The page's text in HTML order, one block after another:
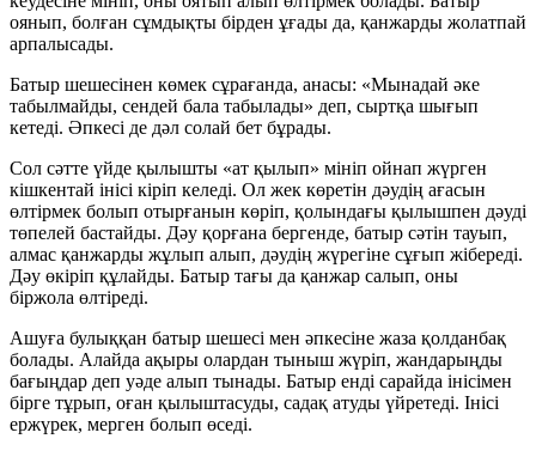
оянып, болған сұмдықты бірден ұғады да, қанжарды жолатпай
арпалысады.
Батыр шешесінен көмек сұрағанда, анасы: «Мынадай әке
табылмайды, сендей бала табылады» деп, сыртқа шығып
кетеді. Әпкесі де дәл солай бет бұрады.
Сол сәтте үйде қылышты «ат қылып» мініп ойнап жүрген
кішкентай інісі кіріп келеді. Ол жек көретін дәудің ағасын
өлтірмек болып отырғанын көріп, қолындағы қылышпен дәуді
төпелей бастайды. Дәу қорғана бергенде, батыр сәтін тауып,
алмас қанжарды жұлып алып, дәудің жүрегіне сұғып жібереді.
Дәу өкіріп құлайды. Батыр тағы да қанжар салып, оны
біржола өлтіреді.
Ашуға булыққан батыр шешесі мен әпкесіне жаза қолданбақ
болады. Алайда ақыры олардан тыныш жүріп, жандарыңды
бағыңдар деп уәде алып тынады. Батыр енді сарайда інісімен
бірге тұрып, оған қылыштасуды, садақ атуды үйретеді. Інісі
ержүрек, мерген болып өседі.